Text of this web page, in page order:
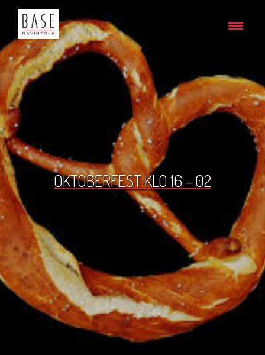
OKTOBERFEST KLO 16 – 02